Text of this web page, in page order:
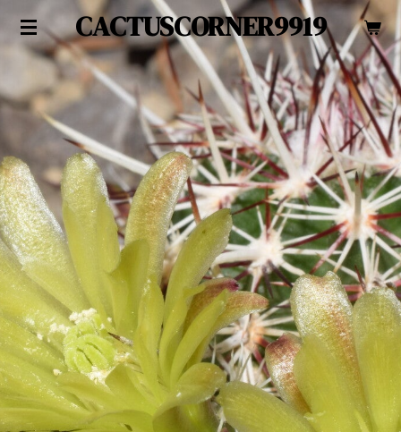
Zum
Hauptinhalt
springen
CACTUSCORNER9919